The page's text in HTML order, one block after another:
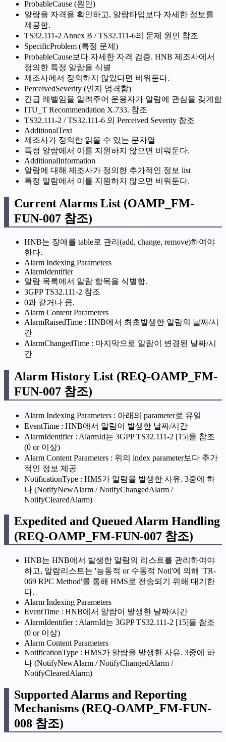
ProbableCause (원인)
알람을 자격을 확인하고, 알람타입보다 자세한 정보를
제공함.
TS32.111-2 Annex B / TS32.111-6의 문제 원인 참조
SpecificProblem (특정 문제)
ProbableCause보다 자세한 자격 검증. HNB 제조사에서
정의한 특정 알람을 식별
제조사에서 정의하지 않았다면 비워둔다.
PerceivedSeverity (인지 엄격함)
긴급 레벨임을 알려주어 운용자가 알람에 관심을 갖게함
ITU_T Recommendation X.733. 참조
TS32.111-2 / TS32.111-6 의 Perceived Severity 참조
AdditionalText
제조사가 정의한 읽을 수 있는 문자열
특정 알람에서 이를 지원하지 않으면 비워둔다.
AdditionalInformation
알람에 대해 제조사가 정의한 추가적인 정보 list
특정 알람에서 이를 지원하지 않으면 비워둔다.
Current Alarms List (OAMP_FM-
FUN-007 참조)
HNB는 장애를 table로 관리(add, change, remove)하여야
한다.
Alarm Indexing Parameters
AlarmIdentifier
알람 목록에서 알람 항목을 식별함.
3GPP TS32.111-2 참조
0과 같거나 큼.
Alarm Content Parameters
AlarmRaisedTime : HNB에서 최초발생한 알람의 날짜/시
간
AlarmChangedTime : 마지막으로 알람이 변경된 날짜/시
간
Alarm History List (REQ-OAMP_FM-
FUN-007 참조)
Alarm Indexing Parameters : 아래의 parameter로 유일
EventTime : HNB에서 알람이 발생한 날짜/시간
AlarmIdentifier : AlarmId는 3GPP TS32.111-2 [15]을 참조
(0 or 이상)
Alarm Content Parameters : 위의 index parameter보다 추가
적인 정보 제공
NotificationType : HMS가 알람을 발생한 사유. 3중에 하
나 (NotifyNewAlarm / NotifyChangedAlarm /
NotifyClearedAlarm)
Expedited and Queued Alarm Handling
(REQ-OAMP_FM-FUN-007 참조)
HNB는 HNB에서 발생한 알람의 리스트를 관리하여야
하고, 알람리스트는 '능동적 or 수동적 Noti'에 의해 'TR-
069 RPC Method'를 통해 HMS로 전송되기 위해 대기한
다.
Alarm Indexing Parameters
EventTime : HNB에서 알람이 발생한 날짜/시간
AlarmIdentifier : AlarmId는 3GPP TS32.111-2 [15]을 참조
(0 or 이상)
Alarm Content Parameters
NotificationType : HMS가 알람을 발생한 사유. 3중에 하
나 (NotifyNewAlarm / NotifyChangedAlarm /
NotifyClearedAlarm)
Supported Alarms and Reporting
Mechanisms (REQ-OAMP_FM-FUN-
008 참조)